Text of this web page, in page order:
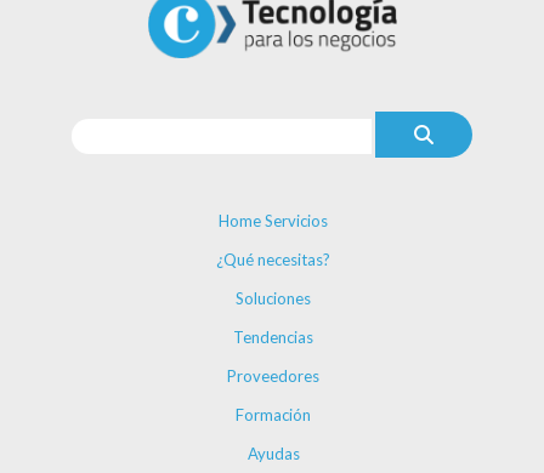
Home Servicios
¿Qué necesitas?
Soluciones
Tendencias
Proveedores
Formación
Ayudas